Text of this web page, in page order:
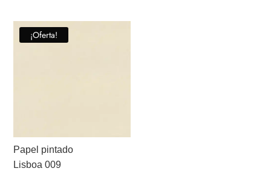
era:
es:
¡Oferta!
Papel pintado
Lisboa 009